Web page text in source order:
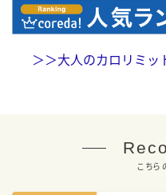
＞＞大人のカロリミッ
こちら